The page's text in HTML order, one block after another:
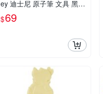
ey 迪士尼 原子筆 文具 黑筆
0.7mm 境內限定【南風百
貨】
$69